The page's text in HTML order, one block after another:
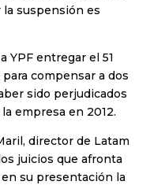
suspensión es
YPF entregar el 51
compensar a dos
sido perjudicados
empresa en 2012.
director de Latam
juicios que afronta
su presentación la